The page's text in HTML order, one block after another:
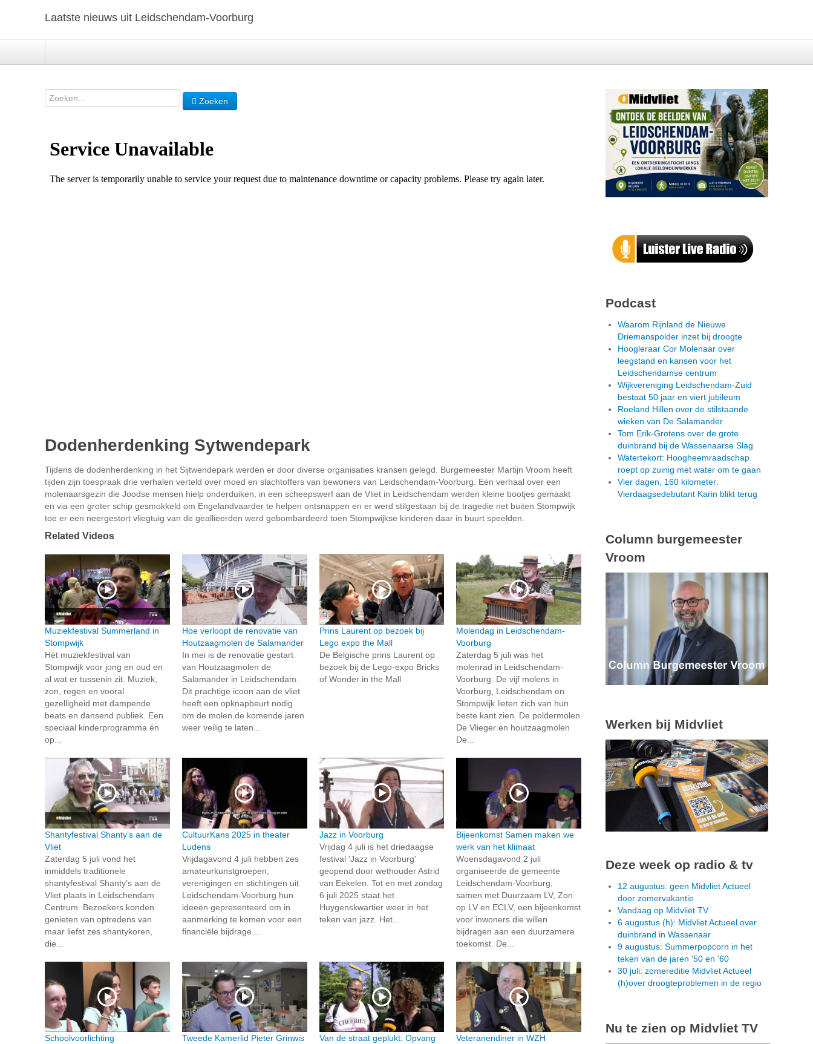
Laatste nieuws uit Leidschendam-Voorburg
Zoeken
Dodenherdenking Sytwendepark
Tijdens de dodenherdenking in het Sijtwendepark werden er door diverse organisaties kransen gelegd. Burgemeester Martijn Vroom heeft
tijden zijn toespraak drie verhalen verteld over moed en slachtoffers van bewoners van Leidschendam-Voorburg. Eén verhaal over een
molenaarsgezin die Joodse mensen hielp onderduiken, in een scheepswerf aan de Vliet in Leidschendam werden kleine bootjes gemaakt
en via een groter schip gesmokkeld om Engelandvaarder te helpen ontsnappen en er werd stilgestaan bij de tragedie net buiten Stompwijk
toe er een neergestort vliegtuig van de geallieerden werd gebombardeerd toen Stompwijkse kinderen daar in buurt speelden.
Related Videos
Muziekfestival Summerland in
Stompwijk
Hét muziekfestival van
Stompwijk voor jong en oud en
al wat er tussenin zit. Muziek,
zon, regen en vooral
gezelligheid met dampende
beats en dansend publiek. Een
speciaal kinderprogramma én
op...
Hoe verloopt de renovatie van
Houtzaagmolen de Salamander
In mei is de renovatie gestart
van Houtzaagmolen de
Salamander in Leidschendam.
Dit prachtige icoon aan de vliet
heeft een opknapbeurt nodig
om de molen de komende jaren
weer veilig te laten...
Prins Laurent op bezoek bij
Lego expo the Mall
De Belgische prins Laurent op
bezoek bij de Lego-expo Bricks
of Wonder in the Mall
Molendag in Leidschendam-
Voorburg
Zaterdag 5 juli was het
molenrad in Leidschendam-
Voorburg. De vijf molens in
Voorburg, Leidschendam en
Stompwijk lieten zich van hun
beste kant zien. De poldermolen
De Vlieger en houtzaagmolen
De...
Shantyfestival Shanty’s aan de
Vliet
Zaterdag 5 juli vond het
inmiddels traditionele
shantyfestival Shanty’s aan de
Vliet plaats in Leidschendam
Centrum. Bezoekers konden
genieten van optredens van
maar liefst zes shantykoren,
die...
CultuurKans 2025 in theater
Ludens
Vrijdagavond 4 juli hebben zes
amateurkunstgroepen,
verenigingen en stichtingen uit
Leidschendam‑Voorburg hun
ideeën gepresenteerd om in
aanmerking te komen voor een
financiële bijdrage....
Jazz in Voorburg
Vrijdag 4 juli is het driedaagse
festival 'Jazz in Voorburg'
geopend door wethouder Astrid
van Eekelen. Tot en met zondag
6 juli 2025 staat het
Huygenskwartier weer in het
teken van jazz. Het...
Bijeenkomst Samen maken we
werk van het klimaat
Woensdagavond 2 juli
organiseerde de gemeente
Leidschendam-Voorburg,
samen met Duurzaam LV, Zon
op LV en ECLV, een bijeenkomst
voor inwoners die willen
bijdragen aan een duurzamere
toekomst. De...
Schoolvoorlichting
Tweede Kamerlid Pieter Grinwis
Van de straat geplukt: Opvang
Veteranendiner in WZH
Podcast
Waarom Rijnland de Nieuwe
Driemanspolder inzet bij droogte
Hoogleraar Cor Molenaar over
leegstand en kansen voor het
Leidschendamse centrum
Wijkvereniging Leidschendam-Zuid
bestaat 50 jaar en viert jubileum
Roeland Hillen over de stilstaande
wieken van De Salamander
Tom Erik-Grotens over de grote
duinbrand bij de Wassenaarse Slag
Watertekort: Hoogheemraadschap
roept op zuinig met water om te gaan
Vier dagen, 160 kilometer:
Vierdaagsedebutant Karin blikt terug
Column burgemeester
Vroom
Werken bij Midvliet
Deze week op radio & tv
12 augustus: geen Midvliet Actueel
door zomervakantie
Vandaag op Midvliet TV
6 augustus (h): Midvliet Actueel over
duinbrand in Wassenaar
9 augustus: Summerpopcorn in het
teken van de jaren '50 en '60
30 juli: zomereditie Midvliet Actueel
(h)over droogteproblemen in de regio
Nu te zien op Midvliet TV